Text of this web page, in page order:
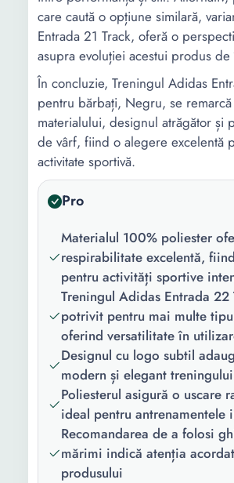
care caută o opțiune similară,
Entrada 21 Track, oferă o
asupra evoluției acestui produs de
În concluzie, Treningul Adidas
pentru bărbați, Negru, se
materialului, designul atrăgător și
de vârf, fiind o alegere excelentă
activitate sportivă.
Pro
Materialul 100% poliester
respirabilitate excelentă,
pentru activități sportive
Treningul Adidas Entrada 22
potrivit pentru mai multe
oferind versatilitate în
Designul cu logo subtil
modern și elegant treningului
Poliesterul asigură o uscare
ideal pentru antrenamentele
Recomandarea de a folosi
mărimi indică atenția
produsului